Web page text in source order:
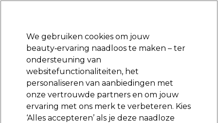
Aanmelden
Merken Deals 🌟 Haar Elektra Beauty
Volgende dag geleverd*
Na verzending, maandag t/m vrijdag
Salon interieur Schoonheid tools Ontharingsstrips en spatel
We gebruiken cookies om jouw
beauty‑ervaring naadloos te maken – ter
ondersteuning van
websitefunctionaliteiten, het
personaliseren van aanbiedingen met
onze vertrouwde partners en om jouw
ervaring met ons merk te verbeteren. Kies
‘Alles accepteren’ als je deze naadloze